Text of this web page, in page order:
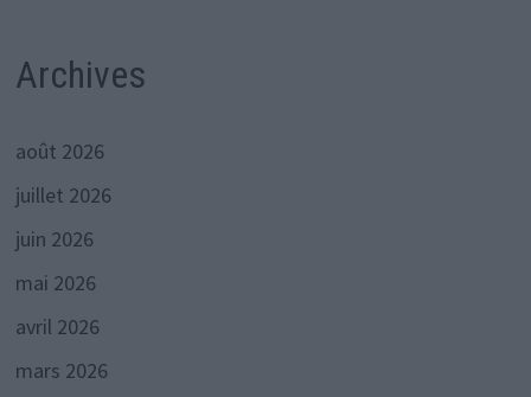
Archives
août 2026
juillet 2026
juin 2026
mai 2026
avril 2026
mars 2026